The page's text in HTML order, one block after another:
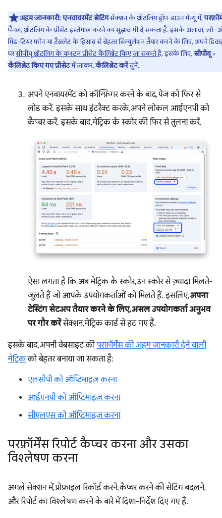
अहम जानकारी:एनवायरमेंट सेटिंगसेक्शन के थ्रॉटलिंग ड्रॉप-डाउन मेन्यू में,
पैनल, थ्रॉटलिंग के प्रीसेट इस्तेमाल करने का सुझाव भी दे सकता है. इसके अलावा, लो-
मिड-टियर फ़ोन या टैबलेट के हिसाब से बेहतर सिम्युलेशन तैयार करने के लिए, अपने
परसीपीयू थ्रॉटलिंग के कस्टम प्रीसेट कैलिब्रेट किए जा सकते हैं. इसके लिए, सीपीयू>
कैलिब्रेट किए गए प्रीसेटमें जाकर,कैलिब्रेट करेंचुनें.
अपने एनवायरमेंट को कॉन्फ़िगर करने के बाद, पेज को फिर से
लोड करें. इसके साथ इंटरैक्ट करके, अपने लोकल आईएनपी को
कैप्चर करें. इसके बाद, मेट्रिक के स्कोर की फिर से तुलना करें.
ऐसा लगता है कि अब मेट्रिक के स्कोर, उन स्कोर से ज़्यादा मिलते-
जुलते हैं जो आपके उपयोगकर्ताओं को मिलते हैं. इसलिए,अपना
टेस्टिंग सेटअप तैयार करने के लिए, असल उपयोगकर्ता अनुभव
पर गौर करेंसेक्शन, मेट्रिक कार्ड से हट गए हैं.
इसके बाद, अपनी वेबसाइट कीपरफ़ॉर्मेंस की अहम जानकारी देने वाली
मेट्रिकको बेहतर बनाया जा सकता है:
एलसीपी को ऑप्टिमाइज़ करना
आईएनपी को ऑप्टिमाइज़ करना
सीएलएस को ऑप्टिमाइज़ करना
परफ़ॉर्मेंस रिपोर्ट कैप्चर करना और उसका
विश्लेषण करना
अगले सेक्शन में, प्रोफ़ाइल रिकॉर्ड करने, कैप्चर करने की सेटिंग बदलने,
और रिपोर्ट का विश्लेषण करने के बारे में दिशा-निर्देश दिए गए हैं.